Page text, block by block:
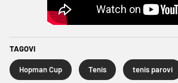
TAGOVI
Hopman Cup Tenis tenis parovi